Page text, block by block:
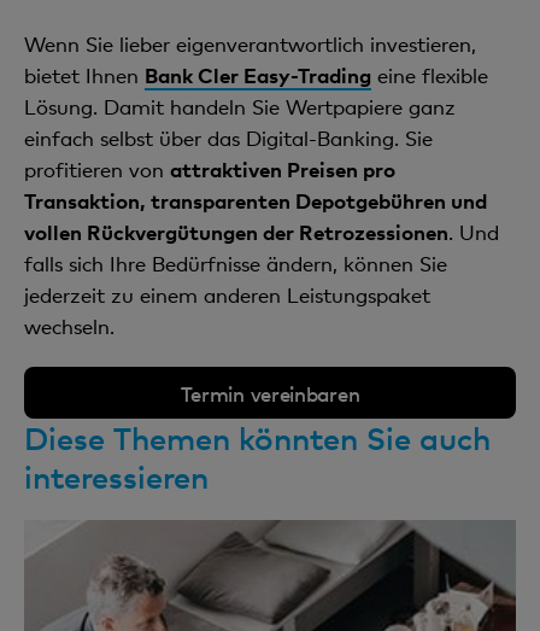
Wenn Sie lieber eigenverantwortlich investieren,
bietet Ihnen Bank Cler Easy-Trading eine flexible
Lösung. Damit handeln Sie Wertpapiere ganz
einfach selbst über das Digital-Banking. Sie
profitieren von attraktiven Preisen pro
Transaktion, transparenten Depotgebühren und
vollen Rückvergütungen der Retrozessionen. Und
falls sich Ihre Bedürfnisse ändern, können Sie
jederzeit zu einem anderen Leistungspaket
wechseln.
Termin vereinbaren
Diese Themen könnten Sie auch
interessieren